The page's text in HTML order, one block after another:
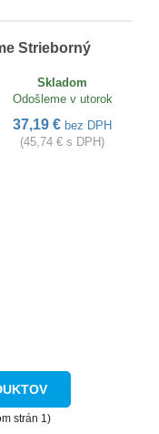
Strieborný
Skladom
Odošleme v utorok
37,19 € bez DPH
(45,74 € s DPH)
strán 1)